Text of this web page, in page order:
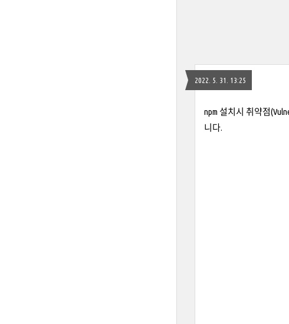
2022. 5. 31. 13:25
npm 설치시 취약점
니다.